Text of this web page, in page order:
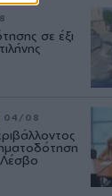
σε έξι
04/08